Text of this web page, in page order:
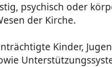
psychisch oder
der Kirche.
Kinder,